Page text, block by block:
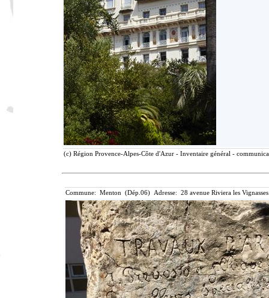
(c) Région Provence-Alpes-Côte d'Azur - Inventaire général -
Commune: Menton (Dép.06) Adresse: 28 avenue Riviera les